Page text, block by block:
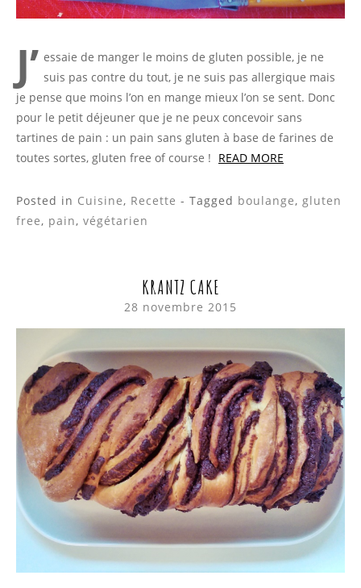
J’ essaie de manger le moins de gluten possible, je ne
suis pas contre du tout, je ne suis pas allergique mais
je pense que moins l’on en mange mieux l’on se sent. Donc
pour le petit déjeuner que je ne peux concevoir sans
tartines de pain : un pain sans gluten à base de farines de
toutes sortes, gluten free of course ! READ MORE
Posted in Cuisine, Recette - Tagged boulange, gluten
free, pain, végétarien
KRANTZ CAKE
28 novembre 2015